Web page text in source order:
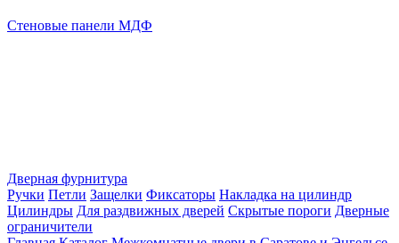
Стеновые панели МДФ
Дверная фурнитура
Ручки Петли Защелки Фиксаторы Накладка на цилиндр
Цилиндры Для раздвижных дверей Скрытые пороги Дверные
ограничители